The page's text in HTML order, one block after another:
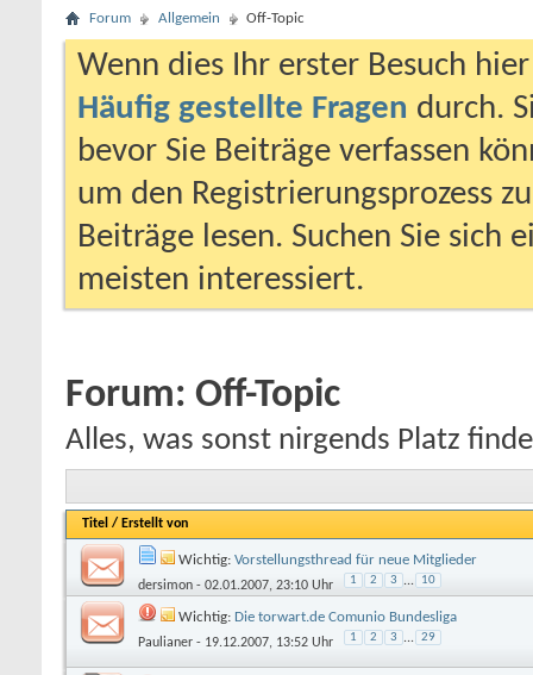
Forum Allgemein Off-Topic
Wenn dies Ihr erster Besuch
Häufig gestellte Fragen durch.
bevor Sie Beiträge verfassen
um den Registrierungsprozess
Beiträge lesen. Suchen Sie sich
meisten interessiert.
Forum: Off-Topic
Alles, was sonst nirgends Platz
Titel / Erstellt von
Wichtig: Vorstellungsthread für neue Mitglieder
dersimon - 02.01.2007, 23:10 Uhr 1 2 3 ... 10
Wichtig: Die torwart.de Comunio Bundesliga
Paulianer - 19.12.2007, 13:52 Uhr 1 2 3 ... 29